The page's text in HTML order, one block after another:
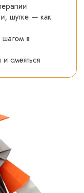
шутке — как
в
смеяться